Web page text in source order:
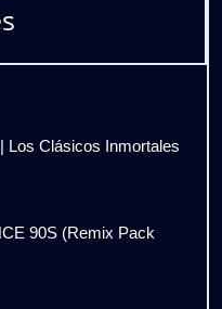
Los Clásicos Inmortales
90S (Remix Pack